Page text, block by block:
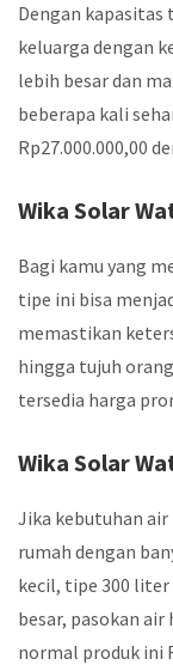
Dengan
keluarga dengan
lebih besar dan
beberapa kali
Rp27.000.000,00
Wika Solar
Bagi kamu yang
tipe ini bisa
memastikan
hingga tujuh
tersedia harga
Wika Solar
Jika kebutuhan
rumah dengan
kecil, tipe 300 liter
besar, pasokan
normal produk ini